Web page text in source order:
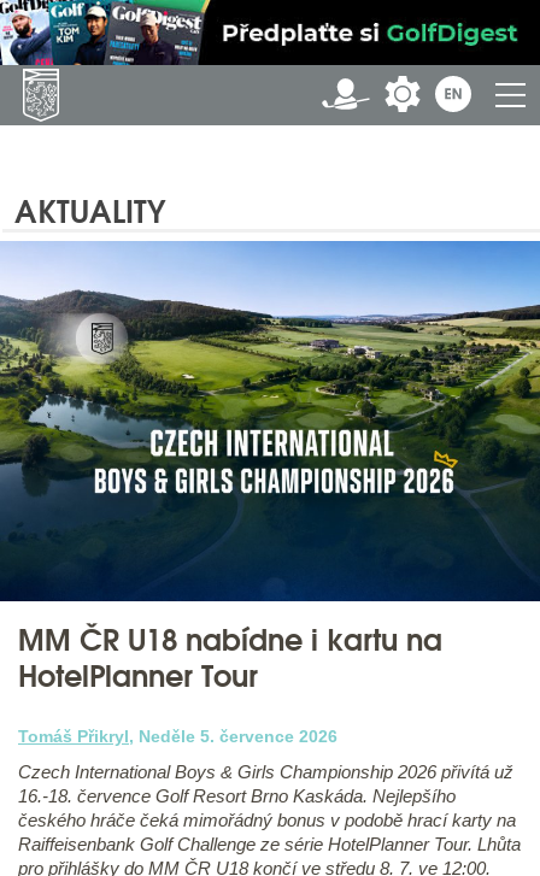
AKTUALITY
MM ČR U18 nabídne i kartu na
HotelPlanner Tour
Tomáš Přikryl, Neděle 5. července 2026
Czech International Boys & Girls Championship 2026 přivítá už
16.-18. července Golf Resort Brno Kaskáda. Nejlepšího
českého hráče čeká mimořádný bonus v podobě hrací karty na
Raiffeisenbank Golf Challenge ze série HotelPlanner Tour. Lhůta
pro přihlášky do MM ČR U18 končí ve středu 8. 7. ve 12:00.